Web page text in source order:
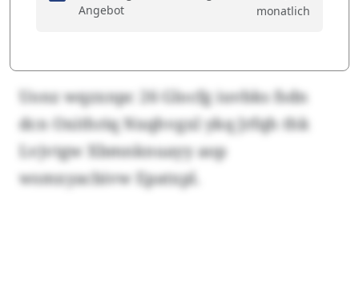
Angebot
monatlich
Uonz wqzxnpc 26 Glocfg iuvbks fsdn
dcn Oxithriq Nxqhvgxl ykq Jrfqh thk
Lvjvtgw Xbmnknuayy aop
wsmxyacbivw Epatxpl.